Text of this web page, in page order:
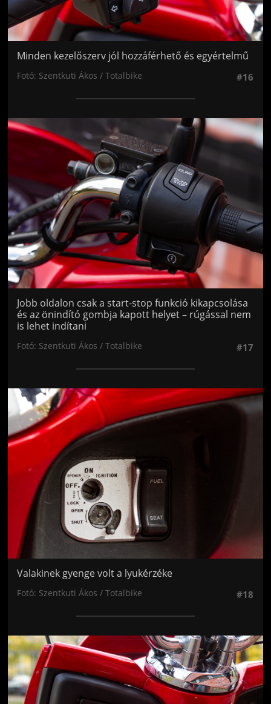
Minden kezelőszerv jól hozzáférhető és egyértelmű
Fotó: Szentkuti Ákos / Totalbike #16
Jön még kép!
Jobb oldalon csak a start-stop funkció kikapcsolása
és az önindító gombja kapott helyet – rúgással nem
is lehet indítani
Fotó: Szentkuti Ákos / Totalbike #17
Jön még kép!
Valakinek gyenge volt a lyukérzéke
Fotó: Szentkuti Ákos / Totalbike #18
Jön még kép!